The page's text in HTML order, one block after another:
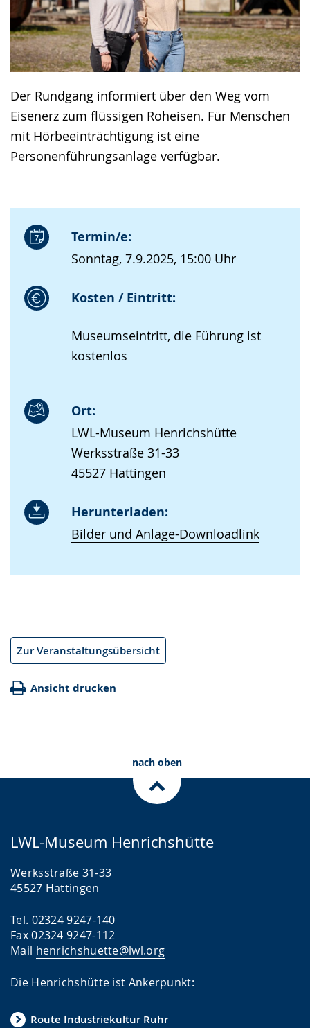
Der Rundgang informiert über den Weg vom
Eisenerz zum flüssigen Roheisen. Für Menschen
mit Hörbeeinträchtigung ist eine
Personenführungsanlage verfügbar.
Termin/e:
Sonntag, 7.9.2025, 15:00 Uhr
Kosten / Eintritt:
Museumseintritt, die Führung ist
kostenlos
Ort:
LWL-Museum Henrichshütte
Werksstraße 31-33
45527 Hattingen
Herunterladen:
Bilder und Anlage-Downloadlink
Zur Veranstaltungsübersicht
Ansicht drucken
nach oben
LWL-Museum Henrichshütte
Werksstraße 31-33
45527 Hattingen
Tel. 02324 9247-140
Fax 02324 9247-112
Mail henrichshuette@lwl.org
Die Henrichshütte ist Ankerpunkt:
Route Industriekultur Ruhr